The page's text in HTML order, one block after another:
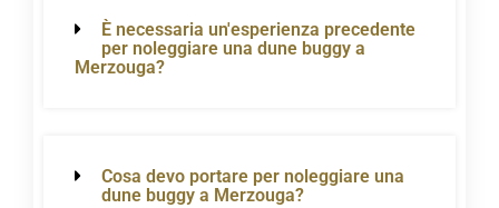
È necessaria un'esperienza precedente
per noleggiare una dune buggy a
Merzouga?
Cosa devo portare per noleggiare una
dune buggy a Merzouga?